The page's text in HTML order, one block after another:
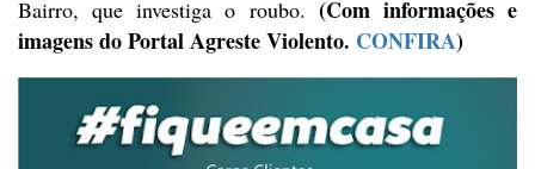
Bairro, que investiga o roubo. (Cominformações e
imagens do Portal Agreste Violento. CONFIRA)